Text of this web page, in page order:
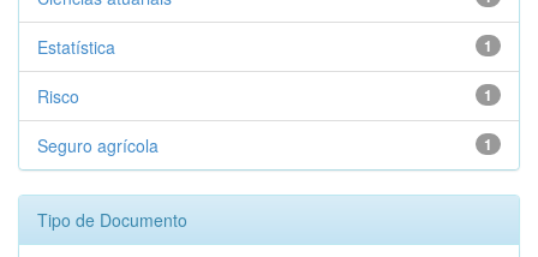
1
Estatística
1
Risco
1
Seguro agrícola
Tipo de Documento